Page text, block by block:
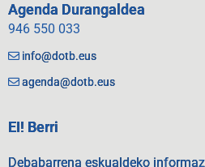
Agenda Durangaldea
946 550 033
info@dotb.eus
agenda@dotb.eus
EI! Berri
Debabarrena eskualdeko